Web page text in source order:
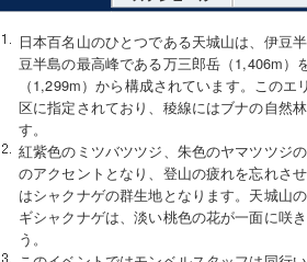
日本百名山のひとつである天城山は、伊豆
豆半島の最高峰である万三郎岳（1,406m
（1,299m）から構成されています。この
区に指定されており、稜線にはブナの自然
す。
紅紫色のミツバツツジ、朱色のヤマツツジ
のアクセントとなり、登山の疲れを忘れさ
はシャクナゲの群生地となります。天城山
ギシャクナゲは、淡い桃色の花が一面に咲
う。